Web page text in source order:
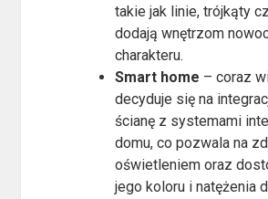
takie jak linie, trójkąty
dodają wnętrzom
charakteru.
Smart home – coraz
decyduje się na
ścianę z systemami
domu, co pozwala na
oświetleniem oraz
jego koloru i natężenia